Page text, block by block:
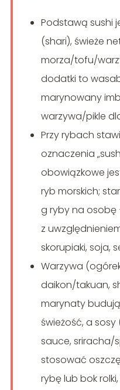
Podstawą sushi
(shari), świeże
morza/tofu/
dodatki to
marynowany
warzywa/pikle
Przy rybach
oznaczenia
obowiązkowe
ryb morskich;
g ryby na osobę
z
skorupiaki, soja,
Warzywa
daikon/takuan,
marynaty
świeżość, a
sauce, sriracha/
stosować
rybę lub bok rolki,